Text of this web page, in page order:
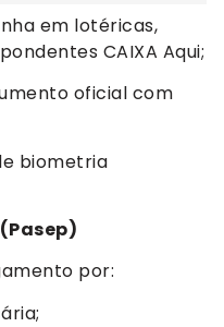
em lotéricas,
CAIXA Aqui;
oficial com
biometria
por: